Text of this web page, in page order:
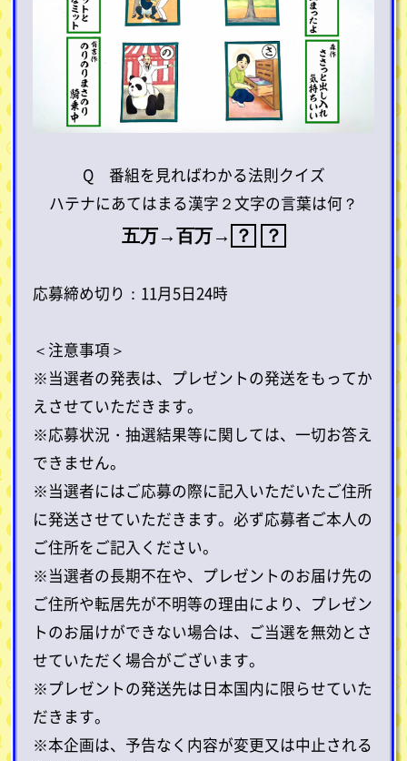
Q 番組を見ればわかる法則クイズ
ハテナにあてはまる漢字２文字の言葉は何？
五万→百万→ ？ ？
応募締め切り：11月5日24時
＜注意事項＞
※当選者の発表は、プレゼントの発送をもってか
えさせていただきます。
※応募状況・抽選結果等に関しては、一切お答え
できません。
※当選者にはご応募の際に記入いただいたご住所
に発送させていただきます。必ず応募者ご本人の
ご住所をご記入ください。
※当選者の長期不在や、プレゼントのお届け先の
ご住所や転居先が不明等の理由により、プレゼン
トのお届けができない場合は、ご当選を無効とさ
せていただく場合がございます。
※プレゼントの発送先は日本国内に限らせていた
だきます。
※本企画は、予告なく内容が変更又は中止される